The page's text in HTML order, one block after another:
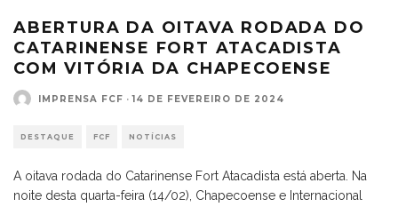
ABERTURA DA OITAVA RODADA DO
CATARINENSE FORT ATACADISTA
COM VITÓRIA DA CHAPECOENSE
IMPRENSA FCF · 14 DE FEVEREIRO DE 2024
DESTAQUE FCF NOTÍCIAS
A oitava rodada do Catarinense Fort Atacadista está aberta. Na
noite desta quarta-feira (14/02), Chapecoense e Internacional